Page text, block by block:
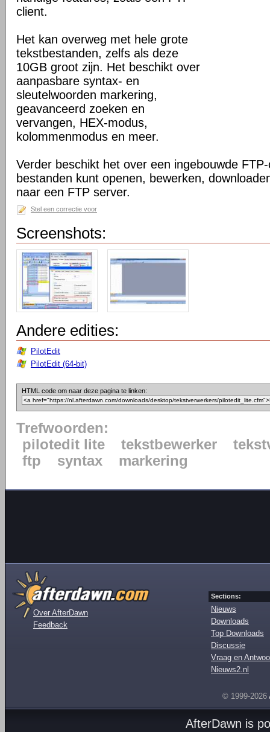
client.
Het kan overweg met hele grote
tekstbestanden, zelfs als deze
10GB groot zijn. Het beschikt over
aanpasbare syntax- en
sleutelwoorden markering,
geavanceerd zoeken en
vervangen, HEX-modus,
kolommenmodus en meer.
Verder beschikt het over een ingebouwde
bestanden kunt openen, bewerken,
naar een FTP server.
Stel een correctie voor
Screenshots:
Andere edities:
PilotEdit
PilotEdit (64-bit)
HTML code om naar deze pagina te linken:
Trefwoorden:
pilotedit lite
tekstbewerker
ftp
syntax markering
Over AfterDawn
Feedback
Sections:
Nieuws
Downloads
Top Downloads
Discussie
Vraag en
Nieuws2.nl
© 1999-2026
AfterDawn is